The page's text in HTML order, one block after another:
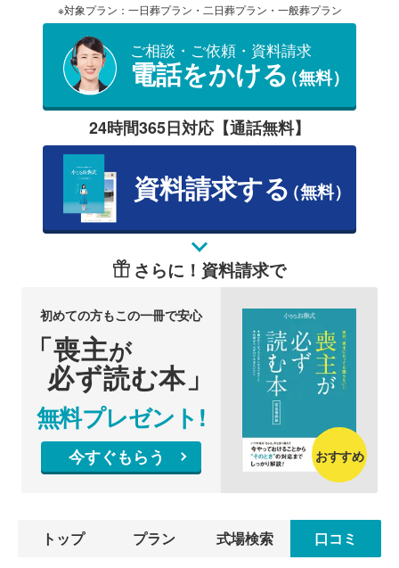
※対象プラン：一日葬プラン・二日葬プラン・一般葬プラン
ご相談・ご依頼・資料請求
電話をかける（無料）
24時間365日対応【通話無料】
資料請求する（無料）
さらに！資料請求で
初めての方もこの一冊で安心
「喪主が
必ず読む本」
無料プレゼント!
今すぐもらう おすすめ
トップ プラン 式場検索 口コミ